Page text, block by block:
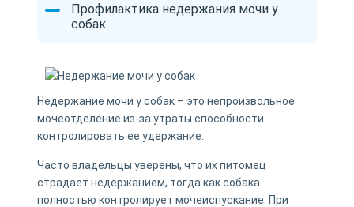
Профилактика недержания мочи у
собак
Недержание мочи у собак – это непроизвольное
мочеотделение из-за утраты способности
контролировать ее удержание.
Часто владельцы уверены, что их питомец
страдает недержанием, тогда как собака
полностью контролирует мочеиспускание. При